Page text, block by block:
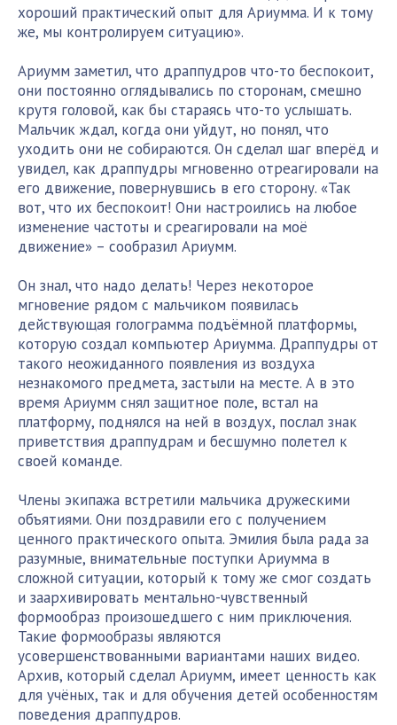
хороший практический опыт для Ариумма. И к тому
же, мы контролируем ситуацию».
Ариумм заметил, что драппудров что-то беспокоит,
они постоянно оглядывались по сторонам, смешно
крутя головой, как бы стараясь что-то услышать.
Мальчик ждал, когда они уйдут, но понял, что
уходить они не собираются. Он сделал шаг вперёд и
увидел, как драппудры мгновенно отреагировали на
его движение, повернувшись в его сторону. «Так
вот, что их беспокоит! Они настроились на любое
изменение частоты и среагировали на моё
движение» – сообразил Ариумм.
Он знал, что надо делать! Через некоторое
мгновение рядом с мальчиком появилась
действующая голограмма подъёмной платформы,
которую создал компьютер Ариумма. Драппудры от
такого неожиданного появления из воздуха
незнакомого предмета, застыли на месте. А в это
время Ариумм снял защитное поле, встал на
платформу, поднялся на ней в воздух, послал знак
приветствия драппудрам и бесшумно полетел к
своей команде.
Члены экипажа встретили мальчика дружескими
объятиями. Они поздравили его с получением
ценного практического опыта. Эмилия была рада за
разумные, внимательные поступки Ариумма в
сложной ситуации, который к тому же смог создать
и заархивировать ментально-чувственный
формообраз произошедшего с ним приключения.
Такие формообразы являются
усовершенствованными вариантами наших видео.
Архив, который сделал Ариумм, имеет ценность как
для учёных, так и для обучения детей особенностям
поведения драппудров.